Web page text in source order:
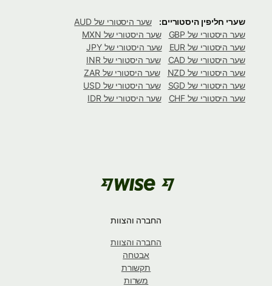
שערי חליפין היסטוריים:
שער היסטורי של AUD
שער היסטורי של GBP
שער היסטורי של MXN
שער היסטורי של EUR
שער היסטורי של JPY
שער היסטורי של CAD
שער היסטורי של INR
שער היסטורי של NZD
שער היסטורי של ZAR
שער היסטורי של SGD
שער היסטורי של USD
שער היסטורי של CHF
שער היסטורי של IDR
החברה והצוות
החברה והצוות
אבטחה
תקשורת
משרות